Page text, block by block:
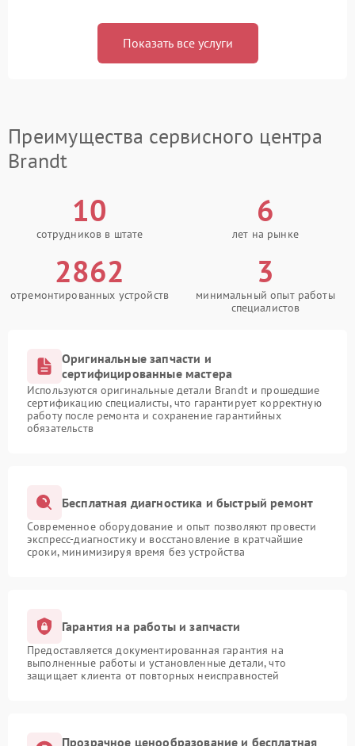
Показать все услуги
Преимущества сервисного центра
Brandt
10
сотрудников в штате
6
лет на рынке
2862
отремонтированных устройств
3
минимальный опыт работы
специалистов
Оригинальные запчасти и
сертифицированные мастера
Используются оригинальные детали Brandt и прошедшие
сертификацию специалисты, что гарантирует корректную
работу после ремонта и сохранение гарантийных
обязательств
Бесплатная диагностика и быстрый ремонт
Современное оборудование и опыт позволяют провести
экспресс-диагностику и восстановление в кратчайшие
сроки, минимизируя время без устройства
Гарантия на работы и запчасти
Предоставляется документированная гарантия на
выполненные работы и установленные детали, что
защищает клиента от повторных неисправностей
Прозрачное ценообразование и бесплатная